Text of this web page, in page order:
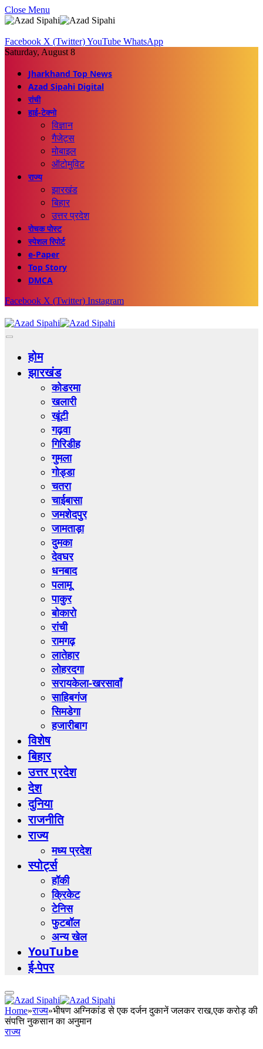
Close Menu
Facebook X (Twitter)YouTube WhatsApp
Saturday, August 8
Jharkhand Top News
Azad Sipahi Digital
रांची
हाई-टेक्नो
विज्ञान
गैजेट्स
मोबाइल
ऑटोमुविट
राज्य
झारखंड
बिहार
उत्तर प्रदेश
रोचक पोस्ट
स्पेशल रिपोर्ट
e-Paper
Top Story
DMCA
Facebook X (Twitter) Instagram
होम
झारखंड
कोडरमा
खलारी
खूंटी
गढ़वा
गिरिडीह
गुमला
गोड्डा
चतरा
चाईबासा
जमशेदपुर
जामताड़ा
दुमका
देवघर
धनबाद
पलामू
पाकुर
बोकारो
रांची
रामगढ़
लातेहार
लोहरदगा
सरायकेला-खरसावाँ
साहिबगंज
सिमडेगा
हजारीबाग
विशेष
बिहार
उत्तर प्रदेश
देश
दुनिया
राजनीति
राज्य
मध्य प्रदेश
स्पोर्ट्स
हॉकी
क्रिकेट
टेनिस
फुटबॉल
अन्य खेल
YouTube
ई-पेपर
Home»राज्य»भीषण अग्निकांड से एक दर्जन दुकानें जलकर राख,एक करोड़ की
संपत्ति नुकसान का अनुमान
राज्य